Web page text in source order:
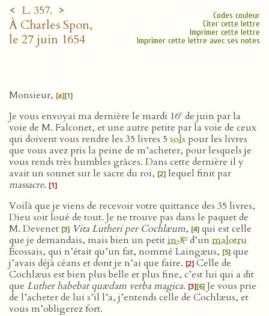
< L. 357. >
À Charles Spon,
le 27 juin 1654
Codes couleur
Citer cette lettre
Imprimer cette lettre
Imprimer cette lettre avec ses notes
Monsieur, [a][1]
Je vous envoyai ma dernière le mardi 16e de juin par la
voie de M. Falconet, et une autre petite par la voie de ceux
qui doivent vous rendre les 35 livres 5 sols pour les livres
que vous avez pris la peine de m’acheter, pour lesquels je
vous rends très humbles grâces. Dans cette dernière il y
avait un sonnet sur le sacre du roi, [2] lequel finit par
massacre. [1]
Voilà que je viens de recevoir votre quittance des 35 livres,
Dieu soit loué de tout. Je ne trouve pas dans le paquet de
M. Devenet [3] Vita Lutheri per Cochlæum, [4] qui est celle
que je demandais, mais bien un petitin‑8o d’un malotru
Écossais, qui n’était qu’un fat, nommé Laingæus, [5] que
j’avais déjà céans et dont je n’ai que faire. [2] Celle de
Cochlæus est bien plus belle et plus fine, c’est lui qui a dit
que Luther habebat quædam verba magica. [3][6] Je vous prie
de l’acheter de lui s’il l’a, j’entends celle de Cochlæus, et
vous m’obligerez fort.